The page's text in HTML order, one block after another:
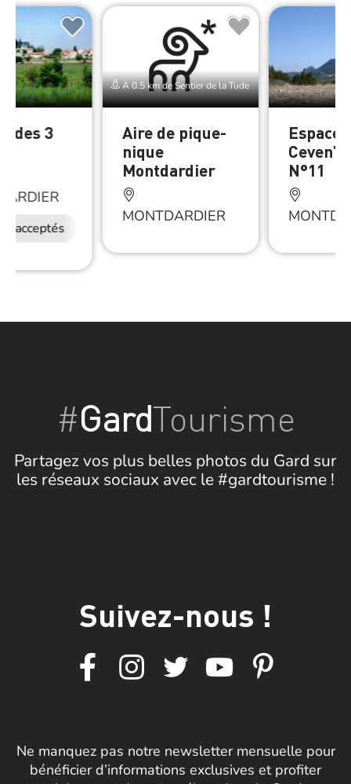
des 3
acceptés
À 0.5 km de Sentier de la Tude
Aire de pique-
nique
Montdardier
MONTDARDIER
Espace
N°11
#GardTourisme
Partagez vos plus belles photos du Gard sur
les réseaux sociaux avec le #gardtourisme !
Suivez-nous !
Ne manquez pas notre newsletter mensuelle pour
bénéficier d’informations exclusives et profiter